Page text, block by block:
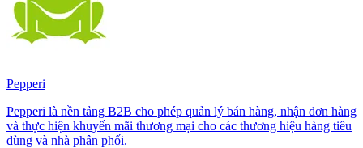
Pepperi
Pepperi là nền tảng B2B cho phép quản lý bán hàng, nhận đơn hàng
và thực hiện khuyến mãi thương mại cho các thương hiệu hàng tiêu
dùng và nhà phân phối.